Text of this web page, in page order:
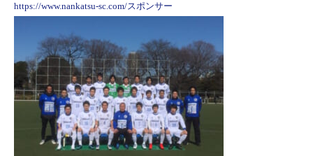
https://www.nankatsu-sc.com/スポンサー